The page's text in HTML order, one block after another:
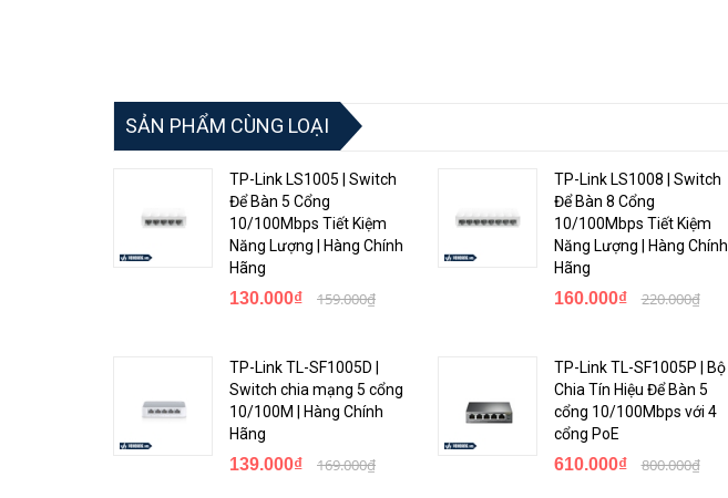
<Hotline: 0828.011.011 - (028)7300.2021 - VoHoang.vn>
SẢN PHẨM CÙNG LOẠI
TP-Link LS1005 | Switch
Để Bàn 5 Cổng
10/100Mbps Tiết Kiệm
Năng Lượng | Hàng Chính
Hãng
130.000₫ 159.000₫
TP-Link LS1008 | Switch
Để Bàn 8 Cổng
10/100Mbps Tiết Kiệm
Năng Lượng | Hàng Chính
Hãng
160.000₫ 220.000₫
TP-Link TL-SF1005D |
Switch chia mạng 5 cổng
10/100M | Hàng Chính
Hãng
139.000₫ 169.000₫
TP-Link TL-SF1005P | Bộ
Chia Tín Hiệu Để Bàn 5
cổng 10/100Mbps với 4
cổng PoE
610.000₫ 800.000₫